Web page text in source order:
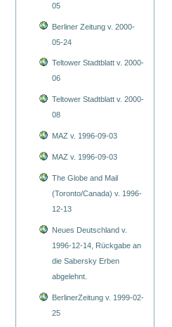
05
Berliner Zeitung v. 2000-
05-24
Teltower Stadtblatt v. 2000-
06
Teltower Stadtblatt v. 2000-
08
MAZ v. 1996-09-03
MAZ v. 1996-09-03
The Globe and Mail
(Toronto/Canada) v. 1996-
12-13
Neues Deutschland v.
1996-12-14, Rückgabe an
die Sabersky Erben
abgelehnt.
BerlinerZeitung v. 1999-02-
25